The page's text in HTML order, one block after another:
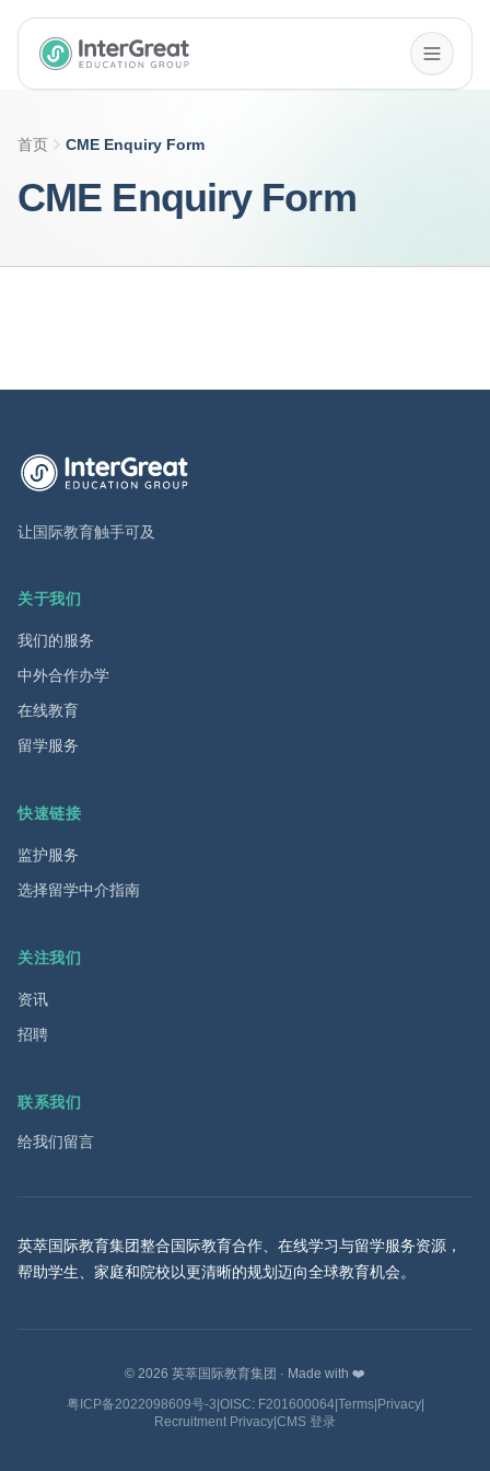
InterGreat Education Group home
首页 CME Enquiry Form
CME Enquiry Form
英萃国际教育集团首页
让国际教育触手可及
关于我们
我们的服务
中外合作办学
在线教育
留学服务
快速链接
监护服务
选择留学中介指南
关注我们
资讯
招聘
联系我们
给我们留言
英萃国际教育集团整合国际教育合作、在线学习与留学服务资源，
帮助学生、家庭和院校以更清晰的规划迈向全球教育机会。
© 2026 英萃国际教育集团 · Made with ❤️
粤ICP备2022098609号-3 OISC: F201600064| Terms| Privacy|
Recruitment Privacy CMS 登录